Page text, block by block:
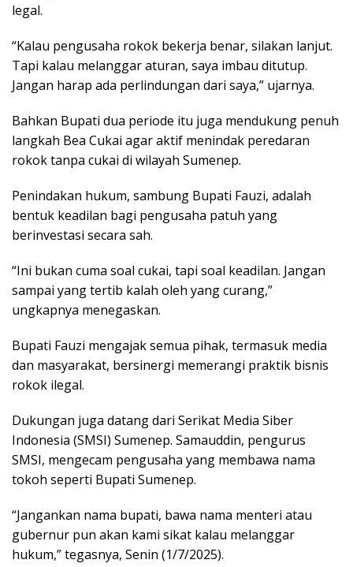
legal.
“Kalau pengusaha rokok bekerja benar, silakan lanjut.
Tapi kalau melanggar aturan, saya imbau ditutup.
Jangan harap ada perlindungan dari saya,” ujarnya.
Bahkan Bupati dua periode itu juga mendukung penuh
langkah Bea Cukai agar aktif menindak peredaran
rokok tanpa cukai di wilayah Sumenep.
Penindakan hukum, sambung Bupati Fauzi, adalah
bentuk keadilan bagi pengusaha patuh yang
berinvestasi secara sah.
“Ini bukan cuma soal cukai, tapi soal keadilan. Jangan
sampai yang tertib kalah oleh yang curang,”
ungkapnya menegaskan.
Bupati Fauzi mengajak semua pihak, termasuk media
dan masyarakat, bersinergi memerangi praktik bisnis
rokok ilegal.
Dukungan juga datang dari Serikat Media Siber
Indonesia (SMSI) Sumenep. Samauddin, pengurus
SMSI, mengecam pengusaha yang membawa nama
tokoh seperti Bupati Sumenep.
“Jangankan nama bupati, bawa nama menteri atau
gubernur pun akan kami sikat kalau melanggar
hukum,” tegasnya, Senin (1/7/2025).